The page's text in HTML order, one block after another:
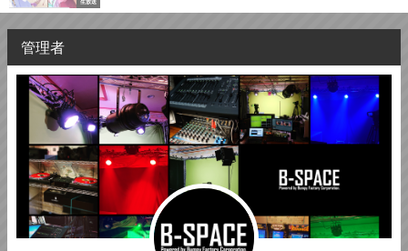
生放送
管理者